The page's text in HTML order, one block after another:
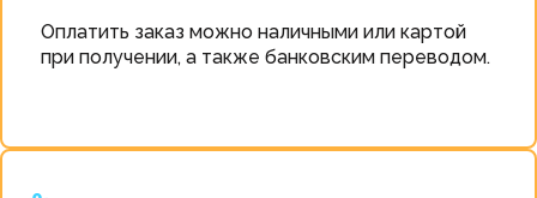
Оплатить заказ можно наличными или картой
при получении, а также банковским переводом.